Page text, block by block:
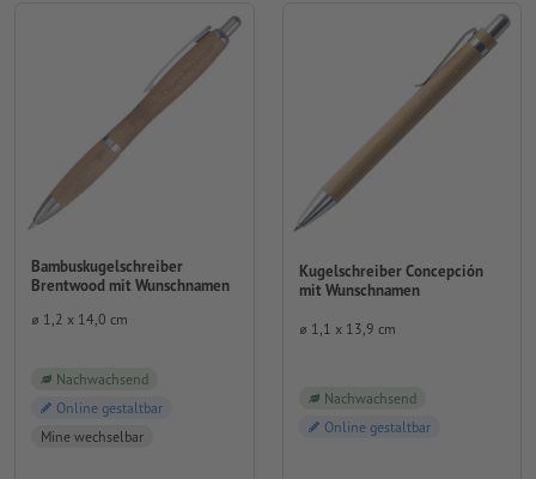
Bambuskugelschreiber
Brentwood mit Wunschnamen
⌀ 1,2 x 14,0 cm
Nachwachsend
Online gestaltbar
Mine wechselbar
Kugelschreiber Concepción
mit Wunschnamen
⌀ 1,1 x 13,9 cm
Nachwachsend
Online gestaltbar